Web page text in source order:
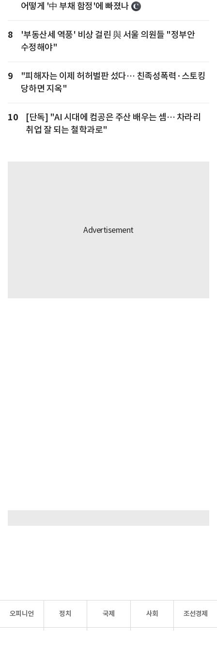
어떻게 '中 부채 함정'에 빠졌나
8
'부동산세 역풍' 비상 걸린 與 서울 의원들 "정부안
수정해야"
9
"피해자는 이제 허허벌판 섰다… 친족성폭력·스토킹
당하면 지옥"
10
[단독] "AI 시대에 컴공은 주산 배우는 셈… 차라리
취업 잘 되는 철학과로"
오피니언 정치 국제 사회 조선경제